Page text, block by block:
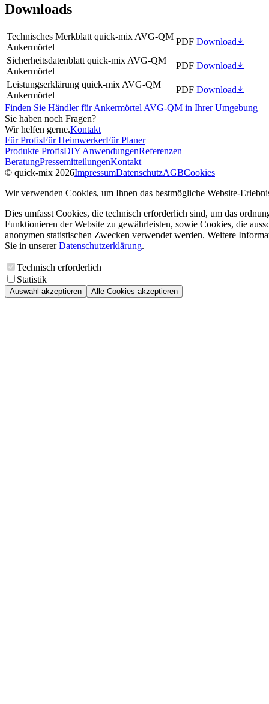
Downloads
Technisches Merkblatt quick-mix AVG-QM
Ankermörtel
PDF Download
Sicherheitsdatenblatt quick-mix AVG-QM
Ankermörtel
PDF Download
Leistungserklärung quick-mix AVG-QM
Ankermörtel
PDF Download
Finden Sie Händler für Ankermörtel AVG-QM in Ihrer Umgebung
Sie haben noch Fragen?
Wir helfen gerne.Kontakt
Für ProfisFür HeimwerkerFür Planer
Produkte ProfisDIY AnwendungenReferenzen
BeratungPressemitteilungenKontakt
© quick-mix 2026ImpressumDatenschutzAGBCookies
Wir verwenden Cookies, um Ihnen das bestmögliche Website-
Dies umfasst Cookies, die technisch erforderlich sind, um das
Funktionieren der Website zu gewährleisten, sowie Cookies, die
anonymen statistischen Zwecken verwendet werden. Weitere
Sie in unsererDatenschutzerklärung.
Technisch erforderlich
Statistik
Auswahl akzeptieren Alle Cookies akzeptieren